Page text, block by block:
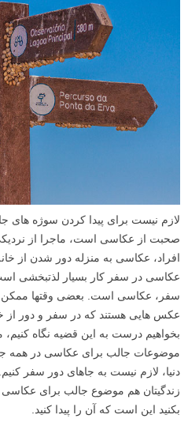
لازم نیست برای پیدا کردن سوژه های
صحبت از عکاسی است، ماجرا از
افراد، عکاسی به منزله دور شدن از
عکاسی در سفر کار بسیار لذتبخشی
سفر، عکاسی است. بعضی وقتها ممکن
عکس هایی هستند که در سفر و دور از
بخواهیم درست به این قضیه نگاه
موضوعات جالب برای عکاسی در همه
دنیا، لازم نیست به جاهای دور سفر
زندگیتان هم موضوع جالب برای عکاسی
بکنید این است که آن را پیدا کنید.